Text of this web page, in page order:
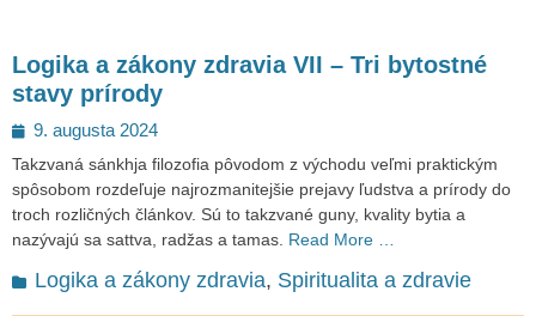
Logika a zákony zdravia VII – Tri bytostné
stavy prírody
Posted
on
9. augusta 2024
Takzvaná sánkhja filozofia pôvodom z východu veľmi praktickým
spôsobom rozdeľuje najrozmanitejšie prejavy ľudstva a prírody do
troch rozličných článkov. Sú to takzvané guny, kvality bytia a
nazývajú sa sattva, radžas a tamas. Read More …
Categories
Logika a zákony zdravia, Spiritualita a zdravie